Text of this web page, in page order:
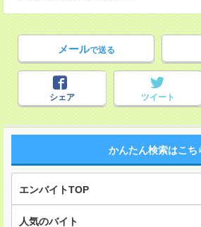
メールで送る
シェア ツイート
かんたん検索はこち
エンバイトTOP
人気のバイト